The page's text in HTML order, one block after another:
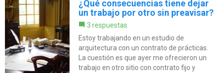
¿Qué consecuencias tiene dejar
un trabajo por otro sin preavisar?
3 respuestas
Estoy trabajando en un estudio de
arquitectura con un contrato de prácticas.
La cuestión es que ayer me ofrecieron un
trabajo en otro sitio con contrato fijo y